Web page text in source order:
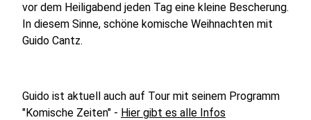
vor dem Heiligabend jeden Tag eine kleine Bescherung.
In diesem Sinne, schöne komische Weihnachten mit
Guido Cantz.
Guido ist aktuell auch auf Tour mit seinem Programm
"Komische Zeiten" - Hier gibt es alle Infos